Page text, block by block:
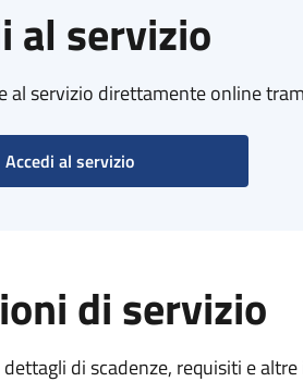
al servizio
al servizio direttamente online
Accedi al servizio
di servizio
dettagli di scadenze, requisiti e